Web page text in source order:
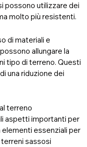
possono utilizzare dei
molto più resistenti.
di materiali e
allungare la
tipo di terreno. Questi
una riduzione dei
terreno
aspetti importanti per
elementi essenziali per
sassosi